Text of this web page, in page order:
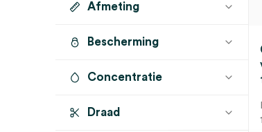
1 stuk (1)
Afmeting
Bescherming
Concentratie
Draad